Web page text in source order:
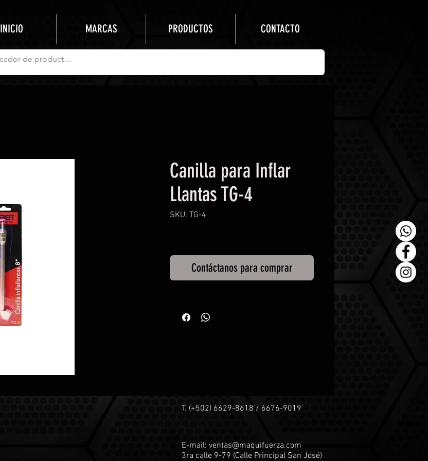
INICIO MARCAS PRODUCTOS CONTACTO
Canilla para Inflar
Llantas TG-4
SKU: TG-4
Contáctanos para comprar
T. (+502) 6629-8618 / 6676-9019
E-mail: ventas@maquifuerza.com
3ra calle 9-79 (Calle Principal San José)